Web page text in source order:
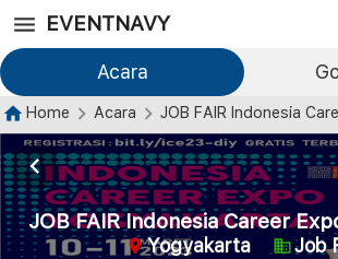
EVENTNAVY
Acara
Home Acara JOB FAIR Indonesia Career Expo Yogyakarta
JOB FAIR Indonesia Career
Yogyakarta Job